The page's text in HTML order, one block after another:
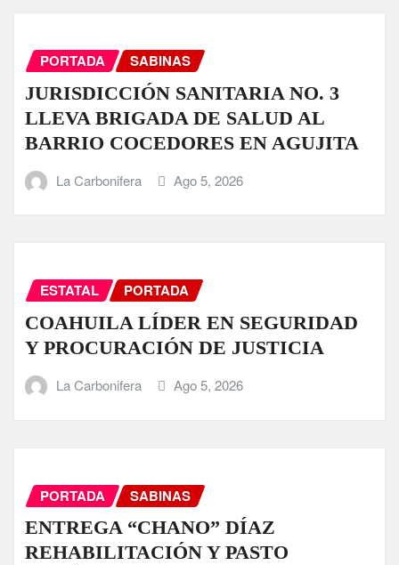
PORTADA SABINAS
JURISDICCIÓN SANITARIA NO. 3
LLEVA BRIGADA DE SALUD AL
BARRIO COCEDORES EN AGUJITA
La Carbonifera Ago 5, 2026
ESTATAL PORTADA
COAHUILA LÍDER EN SEGURIDAD
Y PROCURACIÓN DE JUSTICIA
La Carbonifera Ago 5, 2026
PORTADA SABINAS
ENTREGA “CHANO” DÍAZ
REHABILITACIÓN Y PASTO